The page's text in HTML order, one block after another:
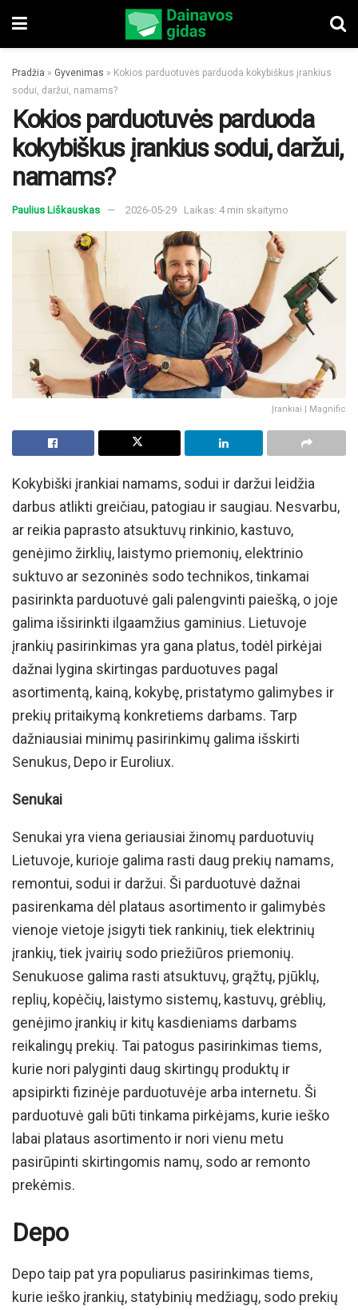
Pradžia » Gyvenimas » Kokios parduotuvės parduoda kokybiškus įrankius
sodui, daržui, namams?
Kokios parduotuvės parduoda
kokybiškus įrankius sodui, daržui,
namams?
Paulius Liškauskas 2026-05-29 Laikas: 4 min skaitymo
Įrankiai | Magnific
Kokybiški įrankiai namams, sodui ir daržui leidžia
darbus atlikti greičiau, patogiau ir saugiau. Nesvarbu,
ar reikia paprasto atsuktuvų rinkinio, kastuvo,
genėjimo žirklių, laistymo priemonių, elektrinio
suktuvo ar sezoninės sodo technikos, tinkamai
pasirinkta parduotuvė gali palengvinti paiešką, o joje
galima išsirinkti ilgaamžius gaminius. Lietuvoje
įrankių pasirinkimas yra gana platus, todėl pirkėjai
dažnai lygina skirtingas parduotuves pagal
asortimentą, kainą, kokybę, pristatymo galimybes ir
prekių pritaikymą konkretiems darbams. Tarp
dažniausiai minimų pasirinkimų galima išskirti
Senukus, Depo ir Euroliux.
Senukai
Senukai yra viena geriausiai žinomų parduotuvių
Lietuvoje, kurioje galima rasti daug prekių namams,
remontui, sodui ir daržui. Ši parduotuvė dažnai
pasirenkama dėl plataus asortimento ir galimybės
vienoje vietoje įsigyti tiek rankinių, tiek elektrinių
įrankių, tiek įvairių sodo priežiūros priemonių.
Senukuose galima rasti atsuktuvų, grąžtų, pjūklų,
replių, kopėčių, laistymo sistemų, kastuvų, grėblių,
genėjimo įrankių ir kitų kasdieniams darbams
reikalingų prekių. Tai patogus pasirinkimas tiems,
kurie nori palyginti daug skirtingų produktų ir
apsipirkti fizinėje parduotuvėje arba internetu. Ši
parduotuvė gali būti tinkama pirkėjams, kurie ieško
labai plataus asortimento ir nori vienu metu
pasirūpinti skirtingomis namų, sodo ar remonto
prekėmis.
Depo
Depo taip pat yra populiarus pasirinkimas tiems,
kurie ieško įrankių, statybinių medžiagų, sodo prekių